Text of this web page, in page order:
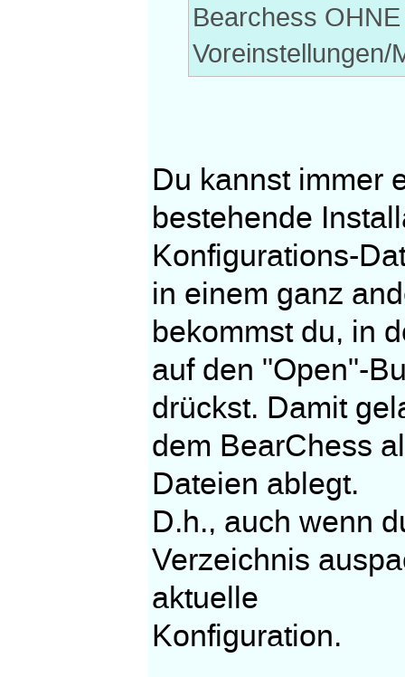
Bearchess
Voreinstellungen/
Du kannst immer
bestehende
Konfigurations-
in einem ganz
bekommst du, in
auf den "Open"-
drückst. Damit
dem BearChess
Dateien ablegt.
D.h., auch wenn
Verzeichnis
aktuelle
Konfiguration.